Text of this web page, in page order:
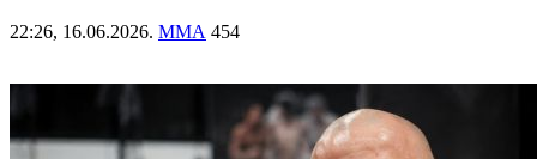
22:26, 16.06.2026. ММА 454